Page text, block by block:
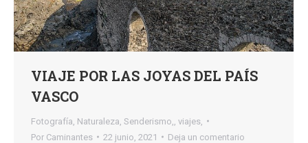
VIAJE POR LAS JOYAS DEL PAÍS
VASCO
Fotografía Naturaleza Senderismo,
viajes,
Por Caminantes 22 junio, 2021 Deja un comentario